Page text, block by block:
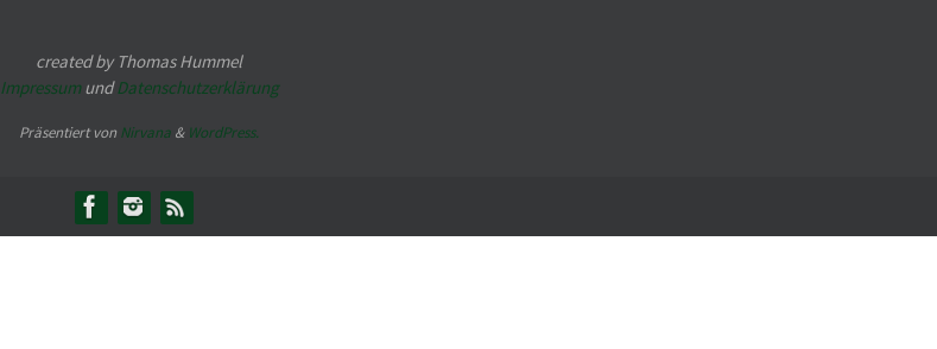
created by Thomas Hummel
ImpressumundDatenschutzerklärung
Präsentiert von Nirvana & WordPress.